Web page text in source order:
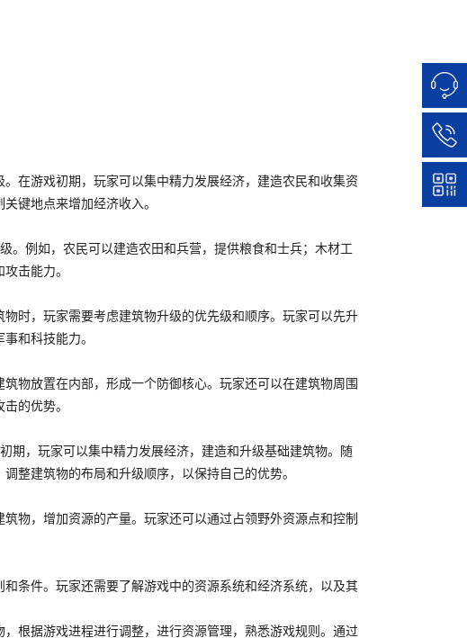
在游戏初期，玩家可以集中精力发展经济，建造农民和收集资
键地点来增加经济收入。
。例如，农民可以建造农田和兵营，提供粮食和士兵；木材工
击能力。
时，玩家需要考虑建筑物升级的优先级和顺序。玩家可以先升
和科技能力。
物放置在内部，形成一个防御核心。玩家还可以在建筑物周围
的优势。
期，玩家可以集中精力发展经济，建造和升级基础建筑物。随
整建筑物的布局和升级顺序，以保持自己的优势。
物，增加资源的产量。玩家还可以通过占领野外资源点和控制
条件。玩家还需要了解游戏中的资源系统和经济系统，以及其
根据游戏进程进行调整，进行资源管理，熟悉游戏规则。通过